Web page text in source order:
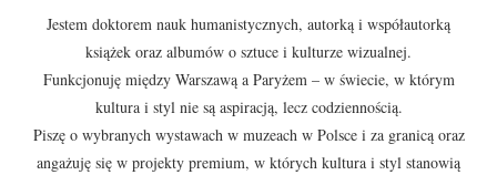
Jestem doktorem nauk humanistycznych, autorką i współautorką
książek oraz albumów o sztuce i kulturze wizualnej.
Funkcjonuję między Warszawą a Paryżem – w świecie, w którym
kultura i styl nie są aspiracją, lecz codziennością.
Piszę o wybranych wystawach w muzeach w Polsce i za granicą oraz
angażuję się w projekty premium, w których kultura i styl stanowią